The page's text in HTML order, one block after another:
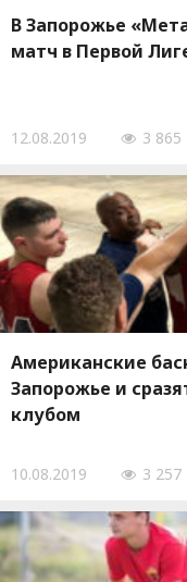
В Запорожье
матч в Первой
12.08.2019 3 865
Американские
Запорожье и
клубом
10.08.2019 3 257